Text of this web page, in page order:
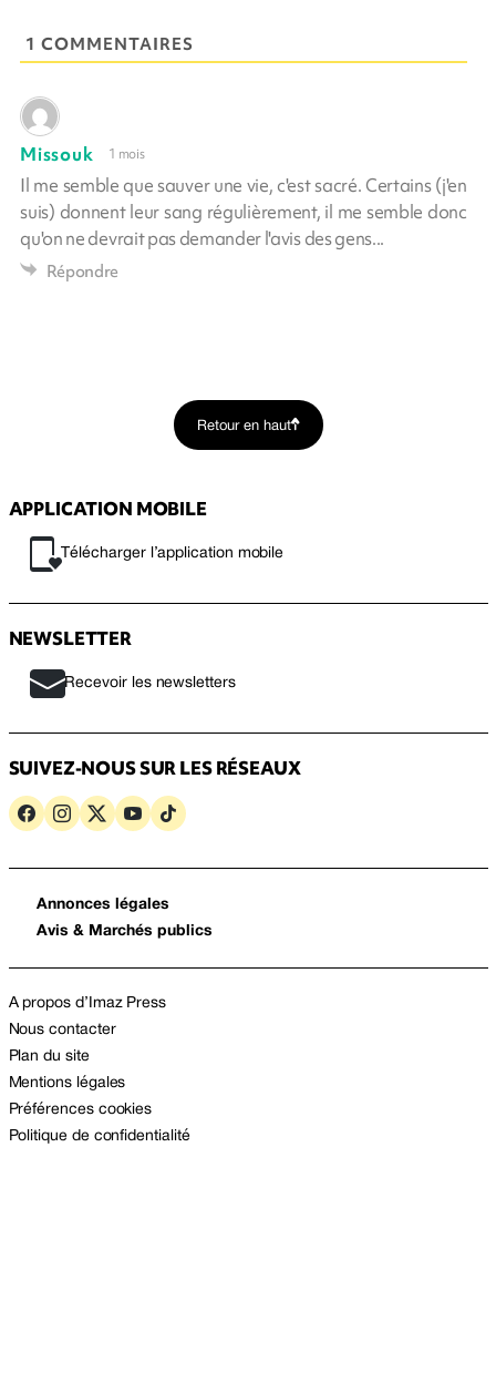
1 COMMENTAIRES
Missouk 1 mois
Il me semble que sauver une vie, c'est sacré. Certains (j'en
suis) donnent leur sang régulièrement, il me semble donc
qu'on ne devrait pas demander l'avis des gens...
Répondre
Retour en haut
APPLICATION MOBILE
Télécharger l’application mobile
NEWSLETTER
Recevoir les newsletters
SUIVEZ-NOUS SUR LES RÉSEAUX
Annonces légales
Avis & Marchés publics
A propos d’Imaz Press
Nous contacter
Plan du site
Mentions légales
Préférences cookies
Politique de confidentialité